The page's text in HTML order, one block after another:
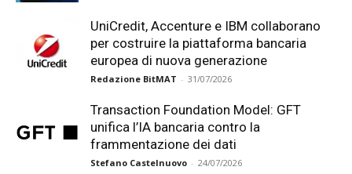
UniCredit, Accenture e IBM collaborano
per costruire la piattaforma bancaria
europea di nuova generazione
Redazione BitMAT - 31/07/2026
Transaction Foundation Model: GFT
unifica l’IA bancaria contro la
frammentazione dei dati
Stefano Castelnuovo - 24/07/2026